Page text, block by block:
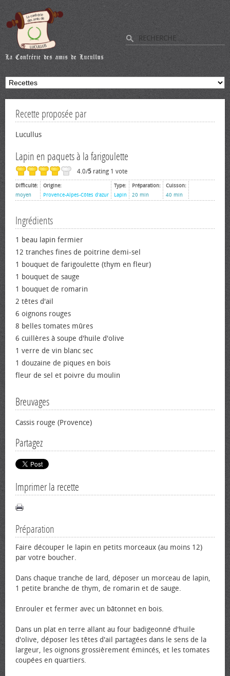
Recette proposée par
Lucullus
Lapin en paquets à la farigoulette
4.0/5 rating 1 vote
Difficulté:
moyen
Origine:
Provence-Alpes-Côtes d'azur
Type:
Lapin
Préparation:
20 min
Cuisson:
40 min
Ingrédients
1 beau lapin fermier
12 tranches fines de poitrine demi-sel
1 bouquet de farigoulette (thym en fleur)
1 bouquet de sauge
1 bouquet de romarin
2 têtes d'ail
6 oignons rouges
8 belles tomates mûres
6 cuillères à soupe d'huile d'olive
1 verre de vin blanc sec
1 douzaine de piques en bois
fleur de sel et poivre du moulin
Breuvages
Cassis rouge (Provence)
Partagez
Imprimer la recette
Préparation
Faire découper le lapin en petits morceaux (au moins 12)
par votre boucher.
Dans chaque tranche de lard, déposer un morceau de lapin,
1 petite branche de thym, de romarin et de sauge.
Enrouler et fermer avec un bâtonnet en bois.
Dans un plat en terre allant au four badigeonné d'huile
d'olive, déposer les têtes d'ail partagées dans le sens de la
largeur, les oignons grossièrement émincés, et les tomates
coupées en quartiers.